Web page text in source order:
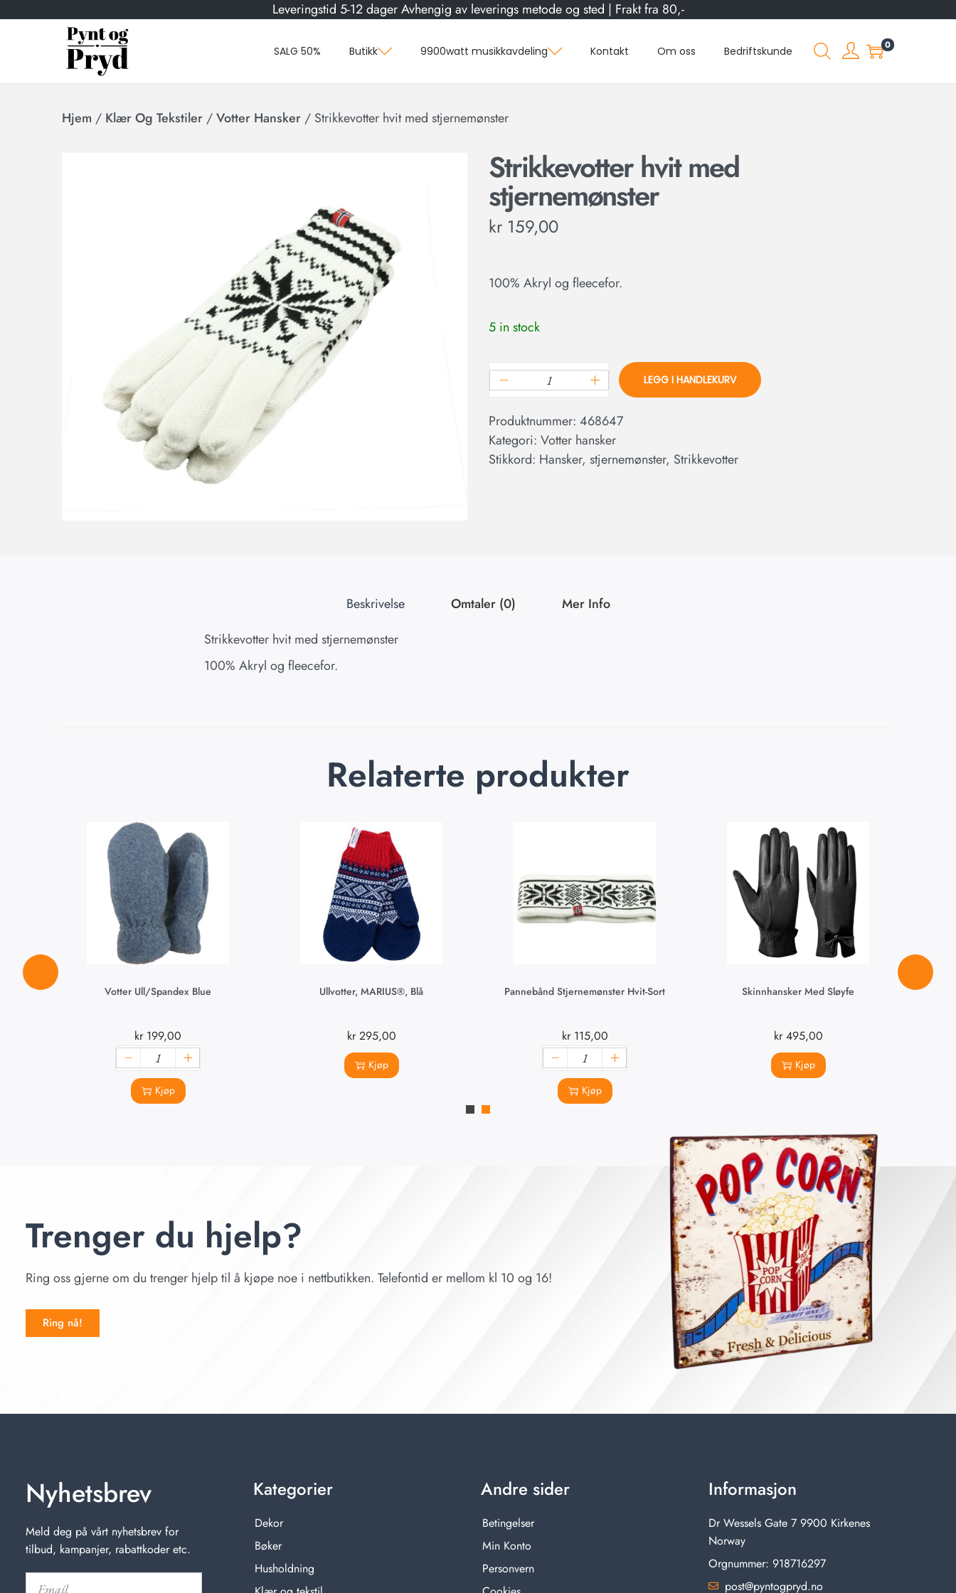
Leveringstid 5-12 dager Avhengig av leverings metode og sted | Frakt fra 80,-
SALG 50% Butikk 9900watt musikkavdeling Kontakt Om oss Bedriftskunde 0
Hjem / Klær Og Tekstiler /Votter Hansker / Strikkevotter hvit med stjernemønster
Strikkevotter hvit med
stjernemønster
kr 159,00
100% Akryl og fleecefor.
5 in stock
LEGG I HANDLEKURV
Produktnummer: 468647
Kategori: Votter hansker
Stikkord: Hansker, stjernemønster, Strikkevotter
Beskrivelse Omtaler (0)
Mer Info
Strikkevotter hvit med stjernemønster
100% Akryl og fleecefor.
Relaterte produkter
Votter Ull/spandex Blue
kr199,00
Kjøp
Ullvotter, MARIUS®, Blå
kr295,00
Kjøp
Pannebånd Stjernemønster Hvit-Sort
kr115,00
Kjøp
Skinnhansker Med Sløyfe
kr495,00
Kjøp
Trenger du hjelp?
Ring oss gjerne om du trenger hjelp til å kjøpe noe i nettbutikken. Telefontid er mellom kl 10 og 16!
Ring nå!
Nyhetsbrev
Meld deg på vårt nyhetsbrev for
tilbud, kampanjer, rabattkoder etc.
Kategorier
Dekor
Bøker
Husholdning
Andre sider
Betingelser
Min Konto
Personvern
Informasjon
Dr Wessels Gate 7 9900 Kirkenes
Norway
Orgnummer: 918716297
post@pyntogpryd.no